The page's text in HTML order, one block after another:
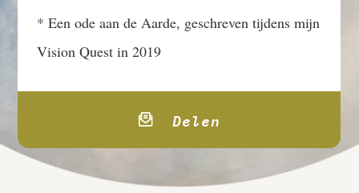
* Een ode aan de Aarde, geschreven tijdens mijn
Vision Quest in 2019
Delen